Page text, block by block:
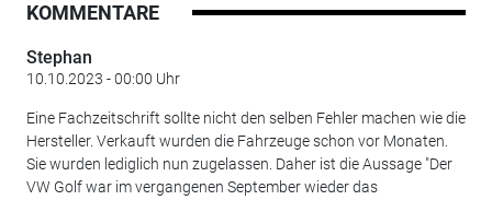
KOMMENTARE
Stephan
10.10.2023 - 00:00 Uhr
Eine Fachzeitschrift sollte nicht den selben Fehler machen wie die
Hersteller. Verkauft wurden die Fahrzeuge schon vor Monaten.
Sie wurden lediglich nun zugelassen. Daher ist die Aussage "Der
VW Golf war im vergangenen September wieder das